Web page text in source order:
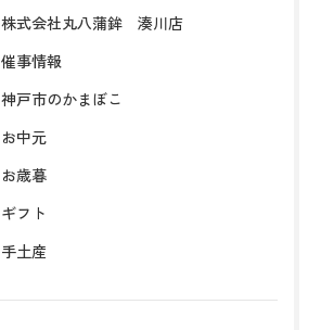
株式会社丸八蒲鉾 湊川店
催事情報
神戸市のかまぼこ
お中元
お歳暮
ギフト
手土産